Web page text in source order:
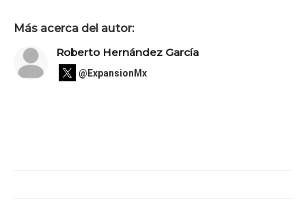
Más acerca del autor:
Roberto Hernández García
@ExpansionMx